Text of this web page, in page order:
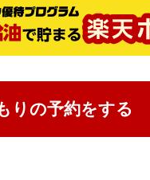
りの予約をする